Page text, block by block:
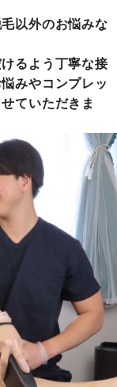
以外のお悩みな
るよう丁寧な接
みやコンプレッ
ていただきま